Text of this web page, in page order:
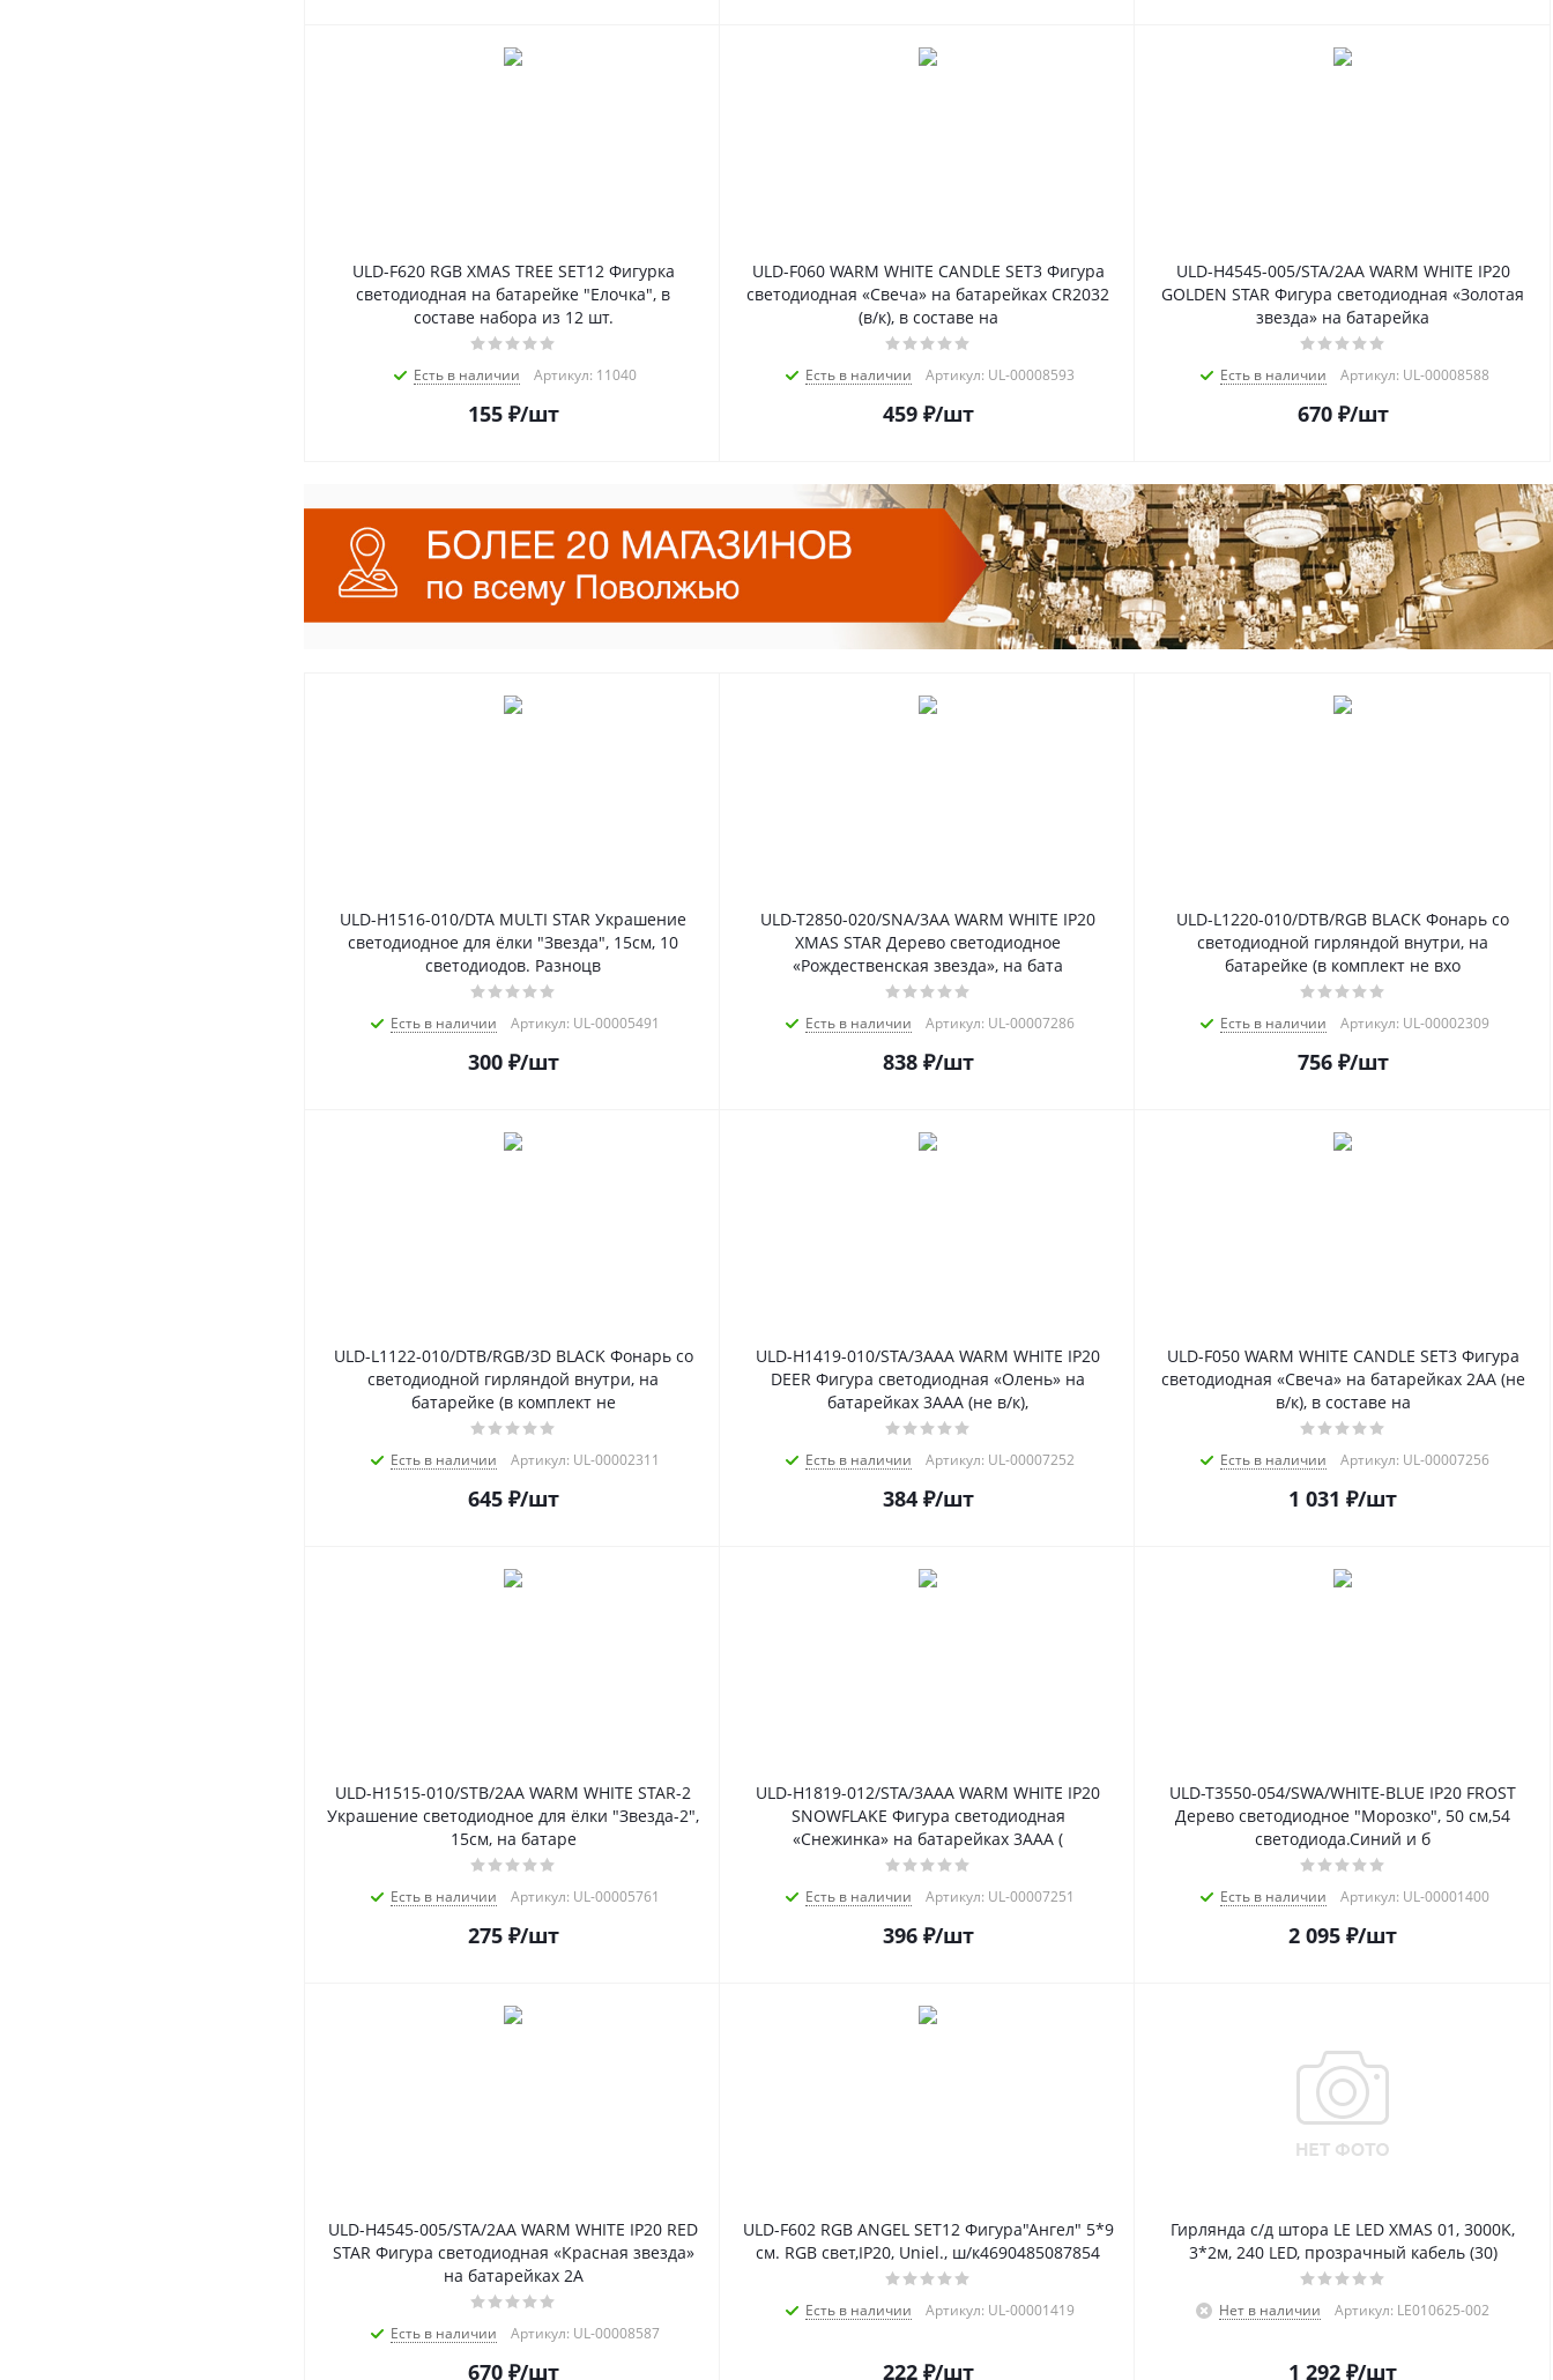
ULD-F620 RGB XMAS TREE SET12 Фигурка
светодиодная на батарейке "Елочка", в
составе набора из 12 шт.
Есть в наличии Артикул: 11040
155₽/шт
ULD-F060 WARM WHITE CANDLE SET3 Фигура
светодиодная «Свеча» на батарейках CR2032
(в/к), в составе на
Есть в наличии Артикул: UL-00008593
459₽/шт
ULD-H4545-005/STA/2AA WARM WHITE IP20
GOLDEN STAR Фигура светодиодная «Золотая
звезда» на батарейка
Есть в наличии Артикул: UL-00008588
670₽/шт
ULD-H1516-010/DTA MULTI STAR Украшение
светодиодное для ёлки "Звезда", 15см, 10
светодиодов. Разноцв
Есть в наличии Артикул: UL-00005491
300₽/шт
ULD-T2850-020/SNA/3AA WARM WHITE IP20
XMAS STAR Дерево светодиодное
«Рождественская звезда», на бата
Есть в наличии Артикул: UL-00007286
838₽/шт
ULD-L1220-010/DTB/RGB BLACK Фонарь со
светодиодной гирляндой внутри, на
батарейке (в комплект не вхо
Есть в наличии Артикул: UL-00002309
756₽/шт
ULD-L1122-010/DTB/RGB/3D BLACK Фонарь со
светодиодной гирляндой внутри, на
батарейке (в комплект не
Есть в наличии Артикул: UL-00002311
645₽/шт
ULD-H1419-010/STA/3AAA WARM WHITE IP20
DEER Фигура светодиодная «Олень» на
батарейках 3AAA (не в/к),
Есть в наличии Артикул: UL-00007252
384₽/шт
ULD-F050 WARM WHITE CANDLE SET3 Фигура
светодиодная «Свеча» на батарейках 2АА (не
в/к), в составе на
Есть в наличии Артикул: UL-00007256
1 031 ₽/шт
ULD-H1515-010/STB/2AA WARM WHITE STAR-2
Украшение светодиодное для ёлки "Звезда-2",
15см, на батаре
Есть в наличии Артикул: UL-00005761
275₽/шт
ULD-H1819-012/STA/3AAA WARM WHITE IP20
SNOWFLAKE Фигура светодиодная
«Снежинка» на батарейках 3AAA (
Есть в наличии Артикул: UL-00007251
396₽/шт
ULD-T3550-054/SWA/WHITE-BLUE IP20 FROST
Дерево светодиодное "Морозко", 50 см,54
светодиода.Синий и б
Есть в наличии Артикул: UL-00001400
2 095 ₽/шт
ULD-H4545-005/STA/2AA WARM WHITE IP20 RED
STAR Фигура светодиодная «Красная звезда»
на батарейках 2A
Есть в наличии Артикул: UL-00008587
670₽/шт
ULD-F602 RGB ANGEL SET12 Фигура"Ангел" 5*9
см. RGB свет,IP20, Uniel., ш/к4690485087854
Есть в наличии Артикул: UL-00001419
222₽/шт
Гирлянда с/д штора LE LED XMAS 01, 3000K,
3*2м, 240 LED, прозрачный кабель (30)
Нет в наличии Артикул: LE010625-002
1 292 ₽/шт